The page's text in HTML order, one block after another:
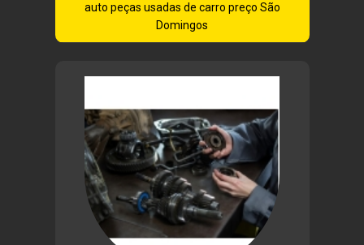
auto peças usadas de carro preço São
Domingos